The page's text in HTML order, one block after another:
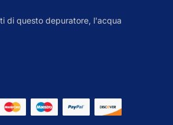
di questo depuratore, l'acqua